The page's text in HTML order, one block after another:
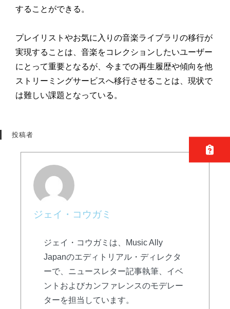
することができる。
プレイリストやお気に入りの音楽ライブラリの移行が
実現すること は、音楽をコレクションしたいユーザー
にとって重要となるが、 今までの再生履歴や傾向を他
ストリーミングサービスへ移行させる ことは、現状で
は難しい課題となっている。
投稿者
ジェイ・コウガミ
ジェイ・コウガミは、Music Ally
Japanのエディトリアル・ディレクタ
ーで、ニュースレター記事執筆、イベ
ントおよびカンファレンスのモデレー
ターを担当しています。